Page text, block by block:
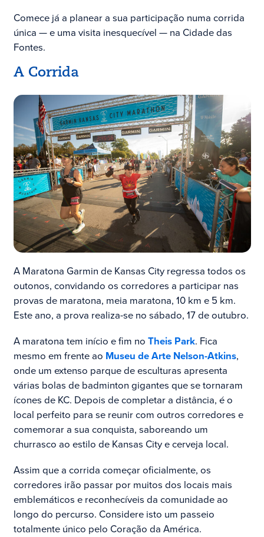
Comece já a planear a sua participação numa corrida
única — e uma visita inesquecível — na Cidade das
Fontes.
A Corrida
A Maratona Garmin de Kansas City regressa todos os
outonos, convidando os corredores a participar nas
provas de maratona, meia maratona, 10 km e 5 km.
Este ano, a prova realiza-se no sábado, 17 de outubro.
A maratona tem início e fim no Theis Park. Fica
mesmo em frente ao Museu de Arte Nelson-Atkins,
onde um extenso parque de esculturas apresenta
várias bolas de badminton gigantes que se tornaram
ícones de KC. Depois de completar a distância, é o
local perfeito para se reunir com outros corredores e
comemorar a sua conquista, saboreando um
churrasco ao estilo de Kansas City e cerveja local.
Assim que a corrida começar oficialmente, os
corredores irão passar por muitos dos locais mais
emblemáticos e reconhecíveis da comunidade ao
longo do percurso. Considere isto um passeio
totalmente único pelo Coração da América.